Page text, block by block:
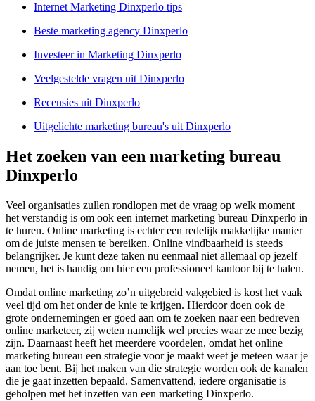
Internet Marketing Dinxperlo tips
Beste marketing agency Dinxperlo
Investeer in Marketing Dinxperlo
Veelgestelde vragen uit Dinxperlo
Recensies uit Dinxperlo
Uitgelichte marketing bureau's uit Dinxperlo
Het zoeken van een marketing bureau
Dinxperlo
Veel organisaties zullen rondlopen met de vraag op welk moment
het verstandig is om ook een internet marketing bureau Dinxperlo in
te huren. Online marketing is echter een redelijk makkelijke manier
om de juiste mensen te bereiken. Online vindbaarheid is steeds
belangrijker. Je kunt deze taken nu eenmaal niet allemaal op jezelf
nemen, het is handig om hier een professioneel kantoor bij te halen.
Omdat online marketing zo’n uitgebreid vakgebied is kost het vaak
veel tijd om het onder de knie te krijgen. Hierdoor doen ook de
grote ondernemingen er goed aan om te zoeken naar een bedreven
online marketeer, zij weten namelijk wel precies waar ze mee bezig
zijn. Daarnaast heeft het meerdere voordelen, omdat het online
marketing bureau een strategie voor je maakt weet je meteen waar je
aan toe bent. Bij het maken van die strategie worden ook de kanalen
die je gaat inzetten bepaald. Samenvattend, iedere organisatie is
geholpen met het inzetten van een marketing Dinxperlo.